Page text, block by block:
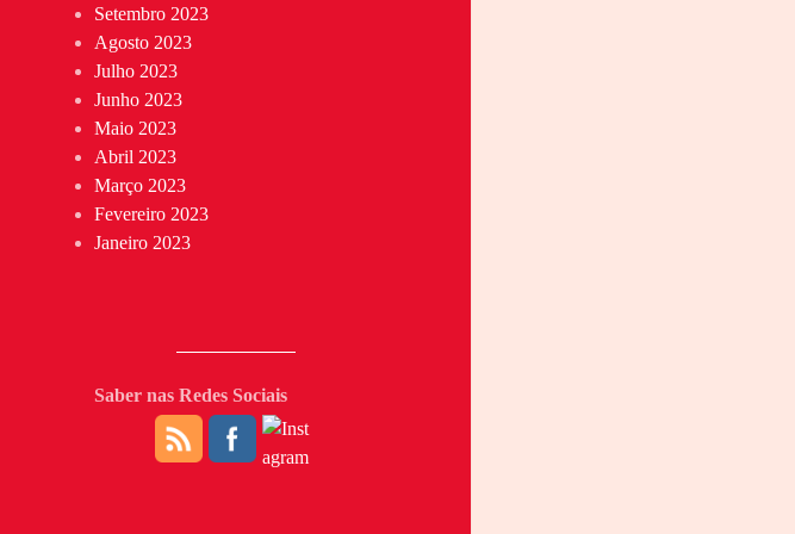
Setembro 2023
Agosto 2023
Julho 2023
Junho 2023
Maio 2023
Abril 2023
Março 2023
Fevereiro 2023
Janeiro 2023
Saber nas Redes Sociais